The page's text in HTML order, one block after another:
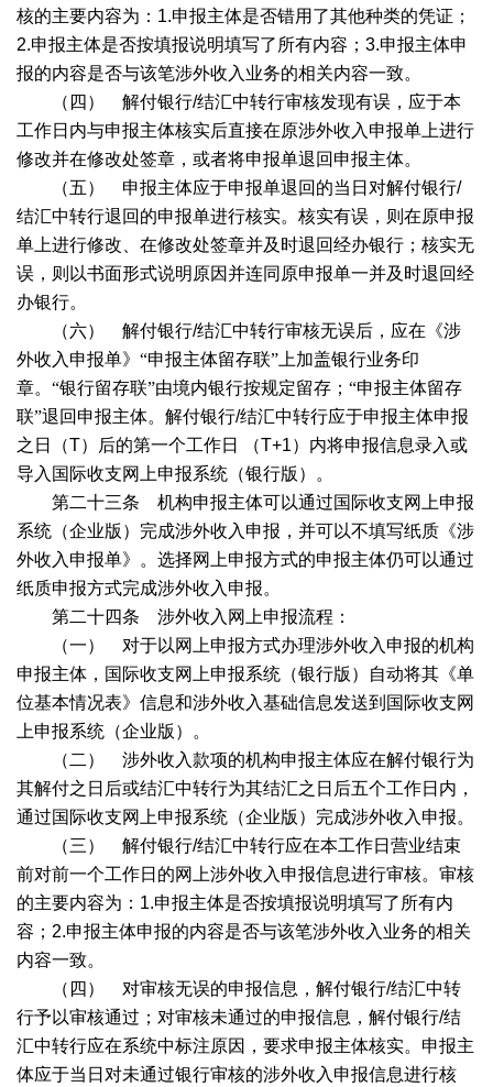
核的主要内容为： 1.申报主体是否错用了其他种类的凭证；
2.申报主体是否按填报说明填写了所有内容； 3.申报主体申
报的内容是否与该笔涉外收入业务的相关内容一致。
（四） 解付银行/结汇中转行审核发现有误，应于本
工作日内与申报主体核实后直接在原涉外收入申报单上进行
修改并在修改处签章，或者将申报单退回申报主体。
（五） 申报主体应于申报单退回的当日对解付银行/
结汇中转行退回的申报单进行核实。核实有误，则在原申报
单上进行修改、在修改处签章并及时退回经办银行；核实无
误，则以书面形式说明原因并连同原申报单一并及时退回经
办银行。
（六） 解付银行/结汇中转行审核无误后，应在《涉
外收入申报单》“申报主体留存联”上加盖银行业务印
章。“银行留存联”由境内银行按规定留存；“申报主体留存
联”退回申报主体。解付银行/结汇中转行应于申报主体申报
之日（T）后的第一个工作日 （T+1）内将申报信息录入或
导入国际收支网上申报系统（银行版）。
第二十三条 机构申报主体可以通过国际收支网上申报
系统（企业版）完成涉外收入申报，并可以不填写纸质《涉
外收入申报单》。选择网上申报方式的申报主体仍可以通过
纸质申报方式完成涉外收入申报。
第二十四条 涉外收入网上申报流程：
（一） 对于以网上申报方式办理涉外收入申报的机构
申报主体，国际收支网上申报系统（银行版）自动将其《单
位基本情况表》信息和涉外收入基础信息发送到国际收支网
上申报系统（企业版）。
（二） 涉外收入款项的机构申报主体应在解付银行为
其解付之日后或结汇中转行为其结汇之日后五个工作日内，
通过国际收支网上申报系统（企业版）完成涉外收入申报。
（三） 解付银行/结汇中转行应在本工作日营业结束
前对前一个工作日的网上涉外收入申报信息进行审核。审核
的主要内容为： 1.申报主体是否按填报说明填写了所有内
容； 2.申报主体申报的内容是否与该笔涉外收入业务的相关
内容一致。
（四） 对审核无误的申报信息，解付银行/结汇中转
行予以审核通过；对审核未通过的申报信息，解付银行/结
汇中转行应在系统中标注原因，要求申报主体核实。申报主
体应于当日对未通过银行审核的涉外收入申报信息进行核